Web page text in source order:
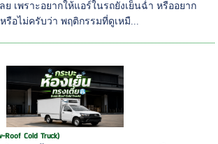
ย เพราะอยากให้แอร์ในรถยังเย็นฉ่ำ หรืออยาก
รือไม่ครับว่า พฤติกรรมที่ดูเหมื...
Roof Cold Truck)